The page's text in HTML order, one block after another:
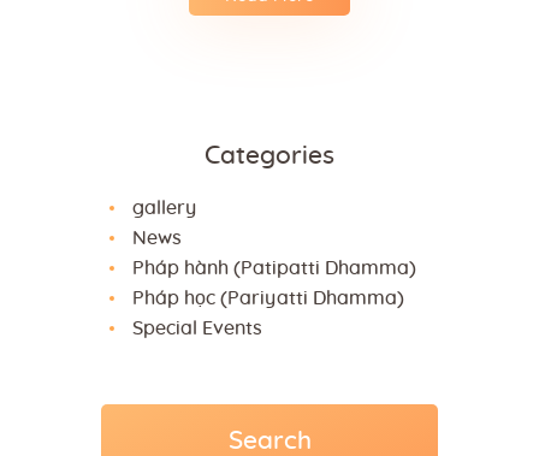
Categories
gallery
News
Pháp hành (Patipatti Dhamma)
Pháp học (Pariyatti Dhamma)
Special Events
Search